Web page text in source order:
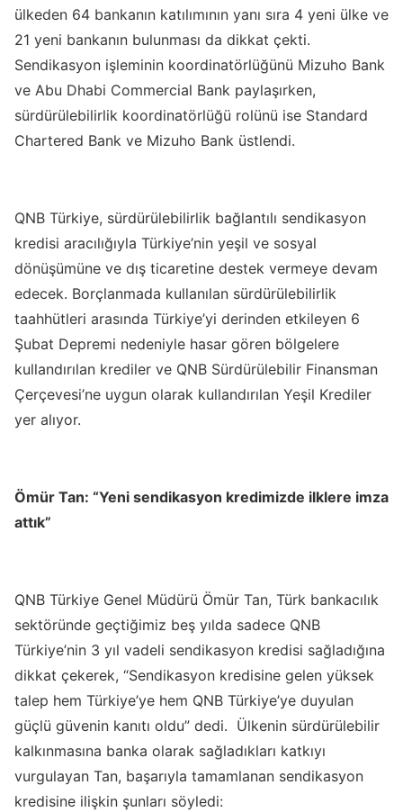
ülkeden 64 bankanın katılımının yanı sıra 4 yeni ülke ve
21 yeni bankanın bulunması da dikkat çekti.
Sendikasyon işleminin koordinatörlüğünü Mizuho Bank
ve Abu Dhabi Commercial Bank paylaşırken,
sürdürülebilirlik koordinatörlüğü rolünü ise Standard
Chartered Bank ve Mizuho Bank üstlendi.
QNB Türkiye, sürdürülebilirlik bağlantılı sendikasyon
kredisi aracılığıyla Türkiye’nin yeşil ve sosyal
dönüşümüne ve dış ticaretine destek vermeye devam
edecek. Borçlanmada kullanılan sürdürülebilirlik
taahhütleri arasında Türkiye’yi derinden etkileyen 6
Şubat Depremi nedeniyle hasar gören bölgelere
kullandırılan krediler ve QNB Sürdürülebilir Finansman
Çerçevesi’ne uygun olarak kullandırılan Yeşil Krediler
yer alıyor.
Ömür Tan: “Yeni sendikasyon kredimizde ilklere imza
attık”
QNB Türkiye Genel Müdürü Ömür Tan, Türk bankacılık
sektöründe geçtiğimiz beş yılda sadece QNB
Türkiye’nin 3 yıl vadeli sendikasyon kredisi sağladığına
dikkat çekerek, “Sendikasyon kredisine gelen yüksek
talep hem Türkiye’ye hem QNB Türkiye’ye duyulan
güçlü güvenin kanıtı oldu” dedi. Ülkenin sürdürülebilir
kalkınmasına banka olarak sağladıkları katkıyı
vurgulayan Tan, başarıyla tamamlanan sendikasyon
kredisine ilişkin şunları söyledi: